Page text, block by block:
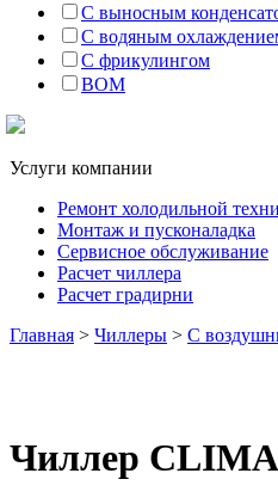
C выносным
C водяным
С фрикулингом
BOM
Услуги компании
Ремонт холодильной
Монтаж и пусконаладка
Сервисное обслуживание
Расчет чиллера
Расчет градирни
Главная > Чиллеры > C
Чиллер